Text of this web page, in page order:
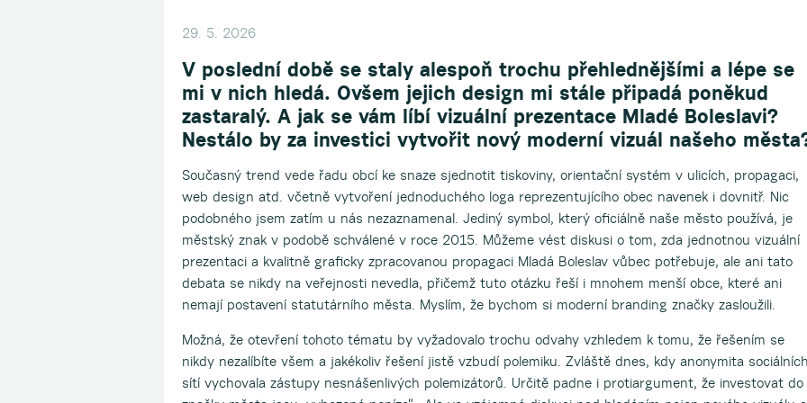
29. 5. 2026
V poslední době se staly alespoň trochu přehlednějšími a lépe se
mi v nich hledá. Ovšem jejich design mi stále připadá poněkud
zastaralý. A jak se vám líbí vizuální prezentace Mladé Boleslavi?
Nestálo by za investici vytvořit nový moderní vizuál našeho
Současný trend vede řadu obcí ke snaze sjednotit tiskoviny, orientační systém v ulicích, propagaci,
web design atd. včetně vytvoření jednoduchého loga reprezentujícího obec navenek i dovnitř. Nic
podobného jsem zatím u nás nezaznamenal. Jediný symbol, který oficiálně naše město používá, je
městský znak v podobě schválené v roce 2015. Můžeme vést diskusi o tom, zda jednotnou vizuální
prezentaci a kvalitně graficky zpracovanou propagaci Mladá Boleslav vůbec potřebuje, ale ani tato
debata se nikdy na veřejnosti nevedla, přičemž tuto otázku řeší i mnohem menší obce, které ani
nemají postavení statutárního města. Myslím, že bychom si moderní branding značky zasloužili.
Možná, že otevření tohoto tématu by vyžadovalo trochu odvahy vzhledem k tomu, že řešením se
nikdy nezalíbíte všem a jakékoliv řešení jistě vzbudí polemiku. Zvláště dnes, kdy anonymita
sítí vychovala zástupy nesnášenlivých polemizátorů. Určitě padne i protiargument, že investovat do